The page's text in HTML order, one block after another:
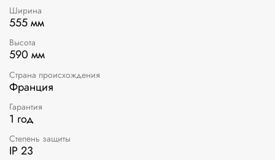
Ширина
555 мм
Высота
590 мм
Страна происхождения
Франция
Гарантия
1 год
Степень защиты
IP 23